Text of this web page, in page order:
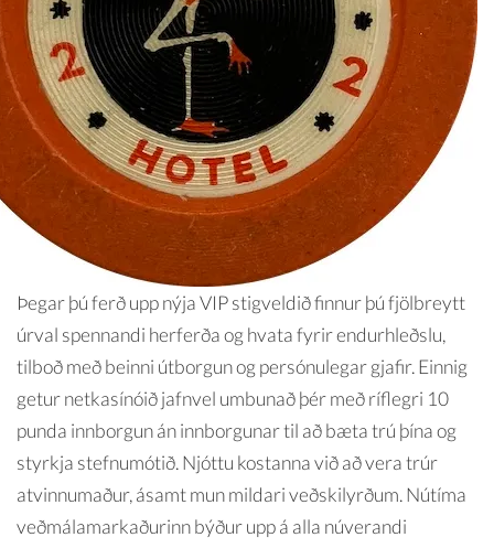
Þegar þú ferð upp nýja VIP stigveldið finnur þú fjölbreytt
úrval spennandi herferða og hvata fyrir endurhleðslu,
tilboð með beinni útborgun og persónulegar gjafir. Einnig
getur netkasínóið jafnvel umbunað þér með ríflegri 10
punda innborgun án innborgunar til að bæta trú þína og
styrkja stefnumótið. Njóttu kostanna við að vera trúr
atvinnumaður, ásamt mun mildari veðskilyrðum. Nútíma
veðmálamarkaðurinn býður upp á alla núverandi